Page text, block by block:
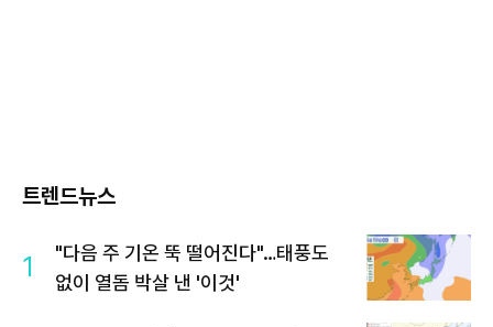
트렌드뉴스
1
"다음 주 기온 뚝 떨어진다"…태풍도
없이 열돔 박살 낸 '이것'